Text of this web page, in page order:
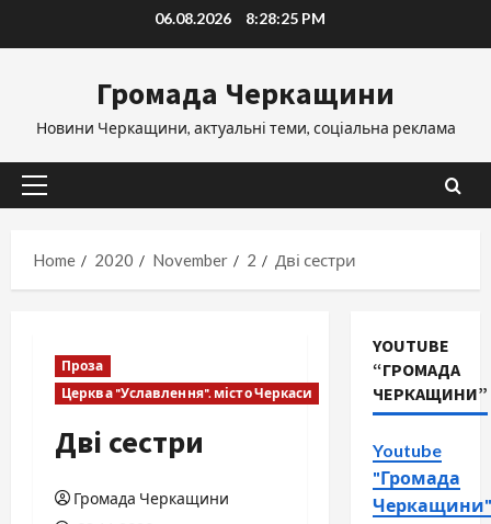
06.08.2026 8:28:26 PM
Громада Черкащини
Новини Черкащини, актуальні теми, соціальна реклама
Primary
Home
2020 November 2 Дві сестри
Проза
Церква "Уславлення". місто Черкаси
Дві сестри
Громада Черкащини
YOUTUBE
“ГРОМАДА
ЧЕРКАЩИНИ”
Youtube
"Громада
Черкащини"